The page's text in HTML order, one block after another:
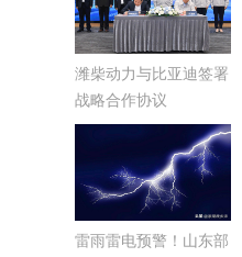
潍柴动力与比亚迪签署
战略合作协议
雷雨雷电预警！山东部